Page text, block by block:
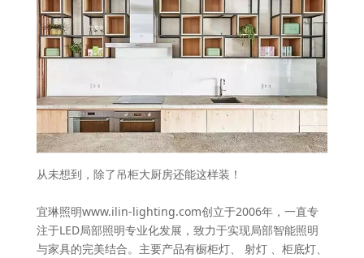
从未想到，除了吊柜大厨房还能这样装！
宜琳照明www.ilin-lighting.com创立于2006年，一直专
注于LED局部照明专业化发展，致力于实现局部智能照明
与家具的完美结合。主要产品有橱柜灯、 射灯 、柜底灯、